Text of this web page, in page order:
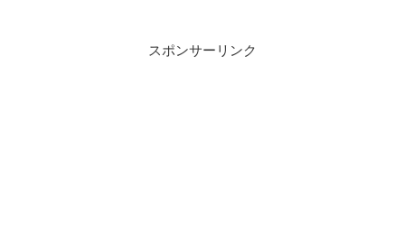
スポンサーリンク